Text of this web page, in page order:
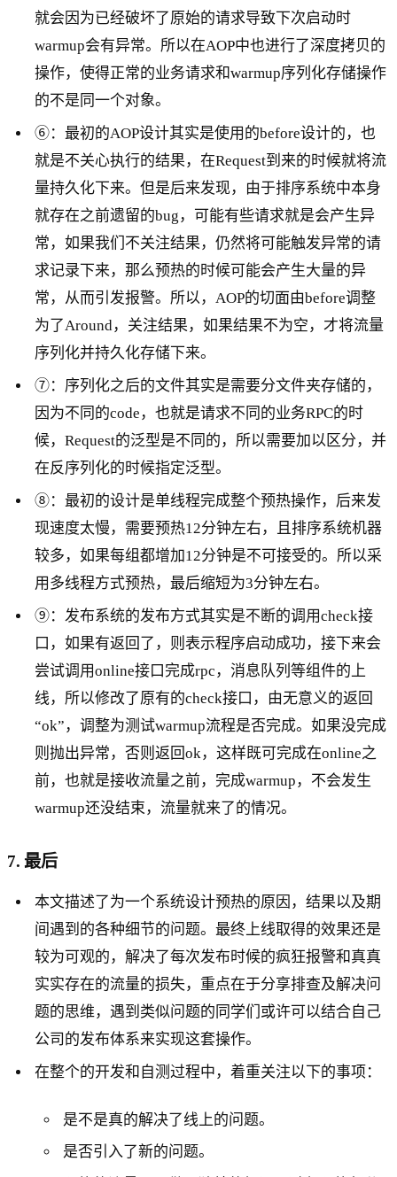
就会因为已经破坏了原始的请求导致下次启动时
warmup会有异常。所以在AOP中也进行了深度拷贝的
操作，使得正常的业务请求和warmup序列化存储操作
的不是同一个对象。
⑥：最初的AOP设计其实是使用的before设计的，也
就是不关心执行的结果，在Request到来的时候就将流
量持久化下来。但是后来发现，由于排序系统中本身
就存在之前遗留的bug，可能有些请求就是会产生异
常，如果我们不关注结果，仍然将可能触发异常的请
求记录下来，那么预热的时候可能会产生大量的异
常，从而引发报警。所以，AOP的切面由before调整
为了Around，关注结果，如果结果不为空，才将流量
序列化并持久化存储下来。
⑦：序列化之后的文件其实是需要分文件夹存储的，
因为不同的code，也就是请求不同的业务RPC的时
候，Request的泛型是不同的，所以需要加以区分，并
在反序列化的时候指定泛型。
⑧：最初的设计是单线程完成整个预热操作，后来发
现速度太慢，需要预热12分钟左右，且排序系统机器
较多，如果每组都增加12分钟是不可接受的。所以采
用多线程方式预热，最后缩短为3分钟左右。
⑨：发布系统的发布方式其实是不断的调用check接
口，如果有返回了，则表示程序启动成功，接下来会
尝试调用online接口完成rpc，消息队列等组件的上
线，所以修改了原有的check接口，由无意义的返回
“ok”，调整为测试warmup流程是否完成。如果没完成
则抛出异常，否则返回ok，这样既可完成在online之
前，也就是接收流量之前，完成warmup，不会发生
warmup还没结束，流量就来了的情况。
7. 最后
本文描述了为一个系统设计预热的原因，结果以及期
间遇到的各种细节的问题。最终上线取得的效果还是
较为可观的，解决了每次发布时候的疯狂报警和真真
实实存在的流量的损失，重点在于分享排查及解决问
题的思维，遇到类似问题的同学们或许可以结合自己
公司的发布体系来实现这套操作。
在整个的开发和自测过程中，着重关注以下的事项：
是不是真的解决了线上的问题。
是否引入了新的问题。